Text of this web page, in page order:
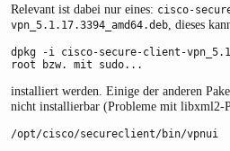
Relevant ist dabei nur eines: cisco-
vpn_5.1.17.3394_amd64.deb, dieses
dpkg -i cisco-secure-client-
root bzw. mit sudo...
installiert werden. Einige der anderen
nicht installierbar (Probleme mit libxml2-
/opt/cisco/secureclient/bin/vpnui